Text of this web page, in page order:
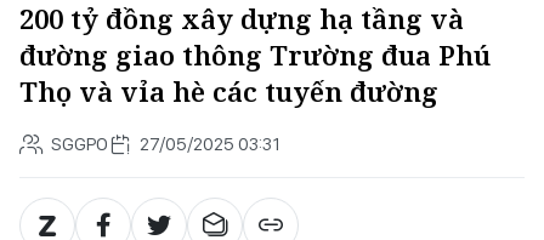
200 tỷ đồng xây dựng hạ tầng và
đường giao thông Trường đua Phú
Thọ và vỉa hè các tuyến đường
SGGPO 27/05/2025 03:31